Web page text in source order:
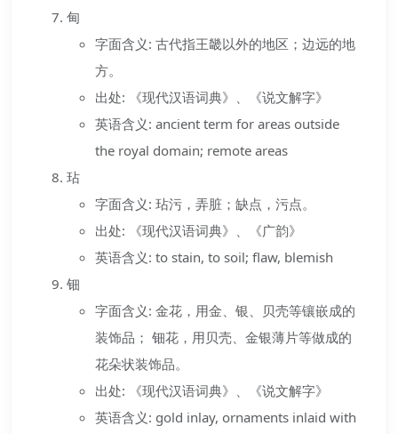
甸
字面含义: 古代指王畿以外的地区；边远的地
方。
出处: 《现代汉语词典》、《说文解字》
英语含义: ancient term for areas outside
the royal domain; remote areas
玷
字面含义: 玷污，弄脏；缺点，污点。
出处: 《现代汉语词典》、《广韵》
英语含义: to stain, to soil; flaw, blemish
钿
字面含义: 金花，用金、银、贝壳等镶嵌成的
装饰品； 钿花，用贝壳、金银薄片等做成的
花朵状装饰品。
出处: 《现代汉语词典》、《说文解字》
英语含义: gold inlay, ornaments inlaid with